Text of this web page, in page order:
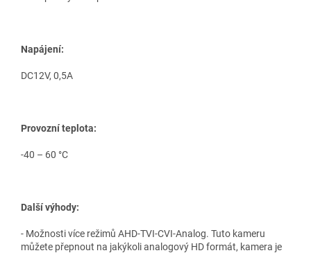
Napájení:
DC12V, 0,5A
Provozní teplota:
-40 – 60 °C
Další výhody:
- Možnosti více režimů AHD-TVI-CVI-Analog. Tuto kameru
můžete přepnout na jakýkoli analogový HD formát, kamera je